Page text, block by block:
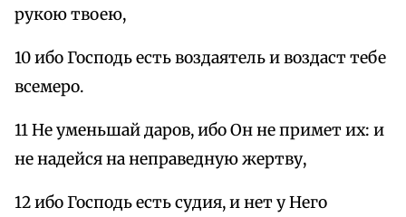
рукою твоею,
10 ибо Господь есть воздаятель и воздаст тебе
всемеро.
11 Не уменьшай даров, ибо Он не примет их: и
не надейся на неправедную жертву,
12 ибо Господь есть судия, и нет у Него